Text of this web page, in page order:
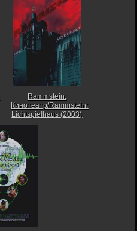
Rammstein:
Кинотеатр/Rammstein:
Lichtspielhaus (2003)